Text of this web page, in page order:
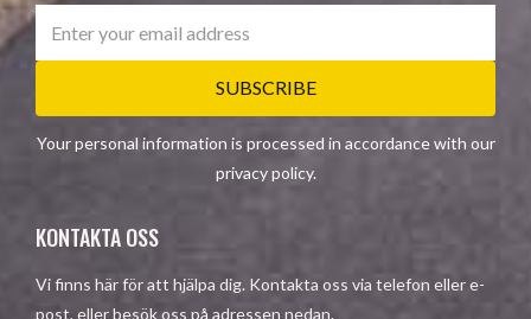
SUBSCRIBE
Your personal information is processed in accordance with our
privacy policy.
KONTAKTA OSS
Vi finns här för att hjälpa dig. Kontakta oss via telefon eller e-
post, eller besök oss på adressen nedan.